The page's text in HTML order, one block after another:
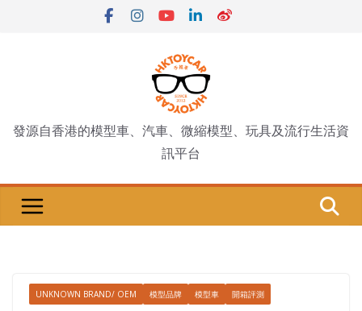
發源自香港的模型車、汽車、微縮模型、玩具及流行生活資
訊平台
UNKNOWN BRAND/ OEM 模型品牌 模型車 開箱評測